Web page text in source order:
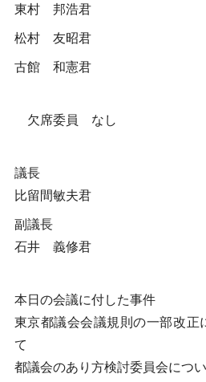
東村 邦浩君
松村 友昭君
古館 和憲君
欠席委員 なし
議長
比留間敏夫君
副議長
石井 義修君
本日の会議に付した事件
東京都議会会議規則の一部改正
て
都議会のあり方検討委員会につ